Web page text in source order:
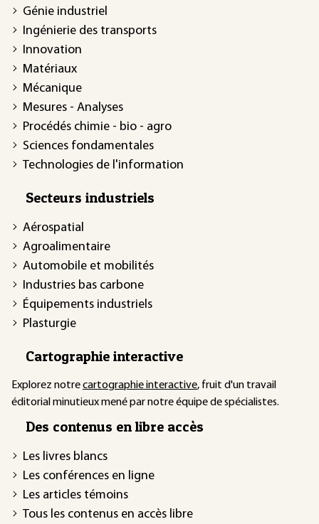
Génie industriel
Ingénierie des transports
Innovation
Matériaux
Mécanique
Mesures - Analyses
Procédés chimie - bio - agro
Sciences fondamentales
Technologies de l'information
Secteurs industriels
Aérospatial
Agroalimentaire
Automobile et mobilités
Industries bas carbone
Équipements industriels
Plasturgie
Cartographie interactive
Explorez notrecartographie interactive, fruit d'un travail
éditorial minutieux mené par notre équipe de spécialistes.
Des contenus en libre accès
Les livres blancs
Les conférences en ligne
Les articles témoins
Tous les contenus en accès libre